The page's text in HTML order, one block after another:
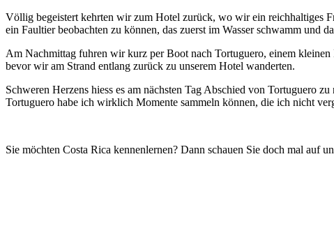
Völlig begeistert kehrten wir zum Hotel zurück, wo wir ein reichhaltiges
ein Faultier beobachten zu können, das zuerst im Wasser schwamm und
Am Nachmittag fuhren wir kurz per Boot nach Tortuguero, einem
bevor wir am Strand entlang zurück zu unserem Hotel wanderten.
Schweren Herzens hiess es am nächsten Tag Abschied von Tortuguero
Tortuguero habe ich wirklich Momente sammeln können, die ich nicht
Sie möchten Costa Rica kennenlernen? Dann schauen Sie doch mal auf